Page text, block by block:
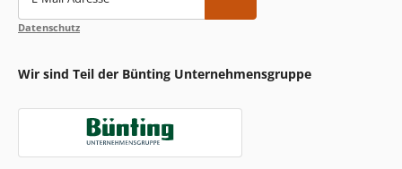
Datenschutz
Wir sind Teil der Bünting Unternehmensgruppe